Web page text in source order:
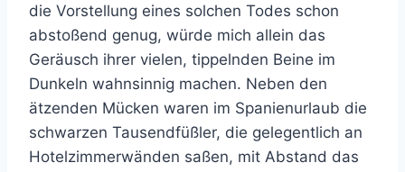
die Vorstellung eines solchen Todes schon
abstoßend genug, würde mich allein das
Geräusch ihrer vielen, tippelnden Beine im
Dunkeln wahnsinnig machen. Neben den
ätzenden Mücken waren im Spanienurlaub die
schwarzen Tausendfüßler, die gelegentlich an
Hotelzimmerwänden saßen, mit Abstand das